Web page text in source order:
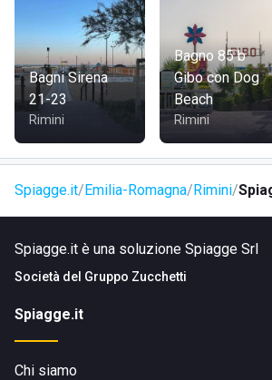
La collocazione strategica, poi,
magari in serata, di avventurarsi in
nelle gradevoli e rinomate località
per i più sedentari, vi è sempre la
un drink, comodamente seduti al bar del
romantiche luci della notte a fungere da
Bagni Sirena
21-23
Rimini
Bagno 85 b
Gibo con Dog
Beach
Rimini
Spiagge.it Emilia-Romagna Rimini
Spiagge.it è una soluzione Spiagge Srl
Società del Gruppo Zucchetti
Spiagge.it
Chi siamo